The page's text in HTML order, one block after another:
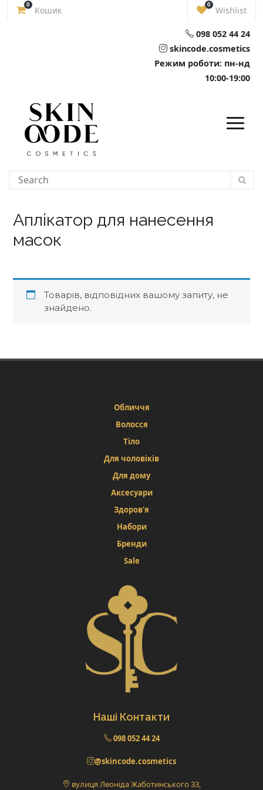
Skip
0
Кошик
0
Wishlist
098 052 44 24
skincode.cosmetics
Режим роботи: пн-нд
10:00-19:00
Аплікатор для нанесення
масок
Товарів, відповідних вашому запиту, не
знайдено.
Обличчя
Волосся
Тіло
Для чоловіків
Для дому
Аксесуари
Здоров’я
Набори
Бренди
Sale
Наші Контакти
098 052 44 24
@skincode.cosmetics
вулиця Леоніда Жаботинського 33,